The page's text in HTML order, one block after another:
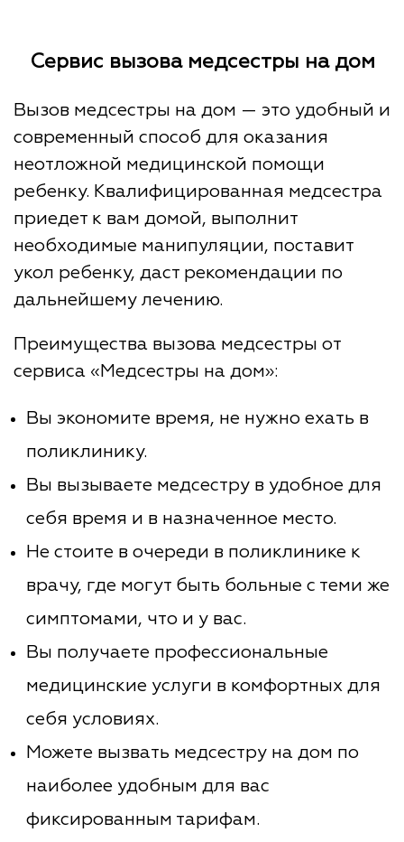
Сервис вызова медсестры на дом
Вызов медсестры на дом — это удобный и
современный способ для оказания
неотложной медицинской помощи
ребенку. Квалифицированная медсестра
приедет к вам домой, выполнит
необходимые манипуляции, поставит
укол ребенку, даст рекомендации по
дальнейшему лечению.
Преимущества вызова медсестры от
сервиса «Медсестры на дом»:
Вы экономите время, не нужно ехать в
поликлинику.
Вы вызываете медсестру в удобное для
себя время и в назначенное место.
Не стоите в очереди в поликлинике к
врачу, где могут быть больные с теми же
симптомами, что и у вас.
Вы получаете профессиональные
медицинские услуги в комфортных для
себя условиях.
Можете вызвать медсестру на дом по
наиболее удобным для вас
фиксированным тарифам.